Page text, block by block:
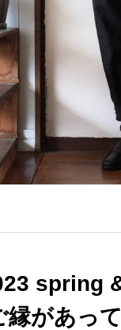
spring
があっ